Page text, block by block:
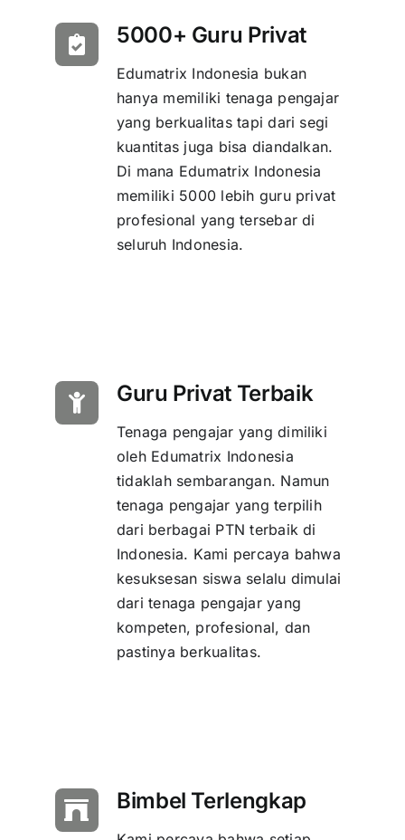
5000+ Guru Privat
Edumatrix Indonesia bukan
hanya memiliki tenaga pengajar
yang berkualitas tapi dari segi
kuantitas juga bisa diandalkan.
Di mana Edumatrix Indonesia
memiliki 5000 lebih guru privat
profesional yang tersebar di
seluruh Indonesia.
Guru Privat Terbaik
Tenaga pengajar yang dimiliki
oleh Edumatrix Indonesia
tidaklah sembarangan. Namun
tenaga pengajar yang terpilih
dari berbagai PTN terbaik di
Indonesia. Kami percaya bahwa
kesuksesan siswa selalu dimulai
dari tenaga pengajar yang
kompeten, profesional, dan
pastinya berkualitas.
Bimbel Terlengkap